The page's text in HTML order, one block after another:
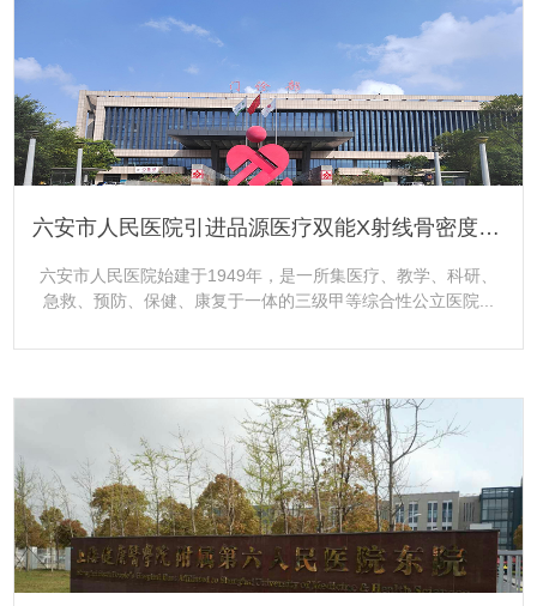
六安市人民医院引进品源医疗双能X射线骨密度仪Dexa Pro-I
六安市人民医院始建于1949年，是一所集医疗、教学、科研、
急救、预防、保健、康复于一体的三级甲等综合性公立医院...
更多+